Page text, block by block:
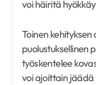
voi häiritä
Toinen kehityksen
puolustuksellinen
työskentelee
voi ajoittain